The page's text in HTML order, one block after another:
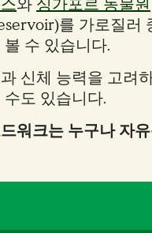
와 싱가포르 동물원
를 가로질
수 있습니다.
신체 능력을 고려
도 있습니다.
워크는 누구나 자